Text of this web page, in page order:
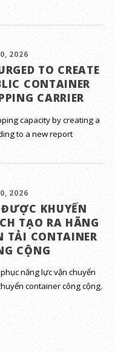
2026
TO CREATE
CONTAINER
CARRIER
capacity by creating a
to a new report
2026
KHUYẾN
TẠO RA HÃNG
TẢI CONTAINER
CỘNG
năng lực vận chuyển
container công cộng.